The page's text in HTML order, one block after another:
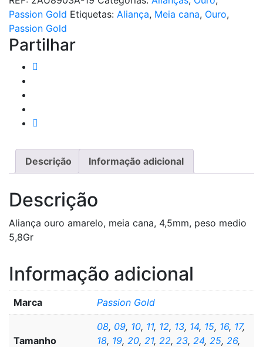
PASSION
GOLD
19K
-
4,5MM
Passion Gold Etiquetas: Aliança, Meia cana, Ouro,
Passion Gold
Partilhar
Descrição Informação adicional
Descrição
Aliança ouro amarelo, meia cana, 4,5mm, peso medio
5,8Gr
Informação adicional
Marca Passion Gold
Tamanho
08, 09, 10, 11, 12, 13, 14, 15, 16, 17,
18, 19, 20, 21, 22, 23, 24, 25, 26,